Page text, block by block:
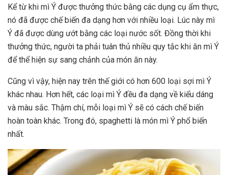
Kể từ khi mì Ý được thưởng thức bằng các dụng cụ ẩm thực,
nó đã được chế biến đa dạng hơn với nhiều loại. Lúc này mì
Ý đã được dùng ướt bằng các loại nước sốt. Đồng thời khi
thưởng thức, người ta phải tuân thủ nhiều quy tắc khi ăn mì Ý
để thể hiện sự sang chảnh của món ăn này.
Cũng vì vậy, hiện nay trên thế giới có hơn 600 loại sợi mì Ý
khác nhau. Hơn hết, các loại mì Ý đều đa dạng về kiểu dáng
và màu sắc. Thậm chí, mỗi loại mì Ý sẽ có cách chế biến
hoàn toàn khác. Trong đó, spaghetti là món mì Ý phổ biến
nhất.